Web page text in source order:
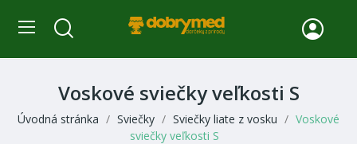
Voskové sviečky veľkosti S
Úvodná stránka Sviečky Sviečky liate z vosku
Voskové
sviečky veľkosti S